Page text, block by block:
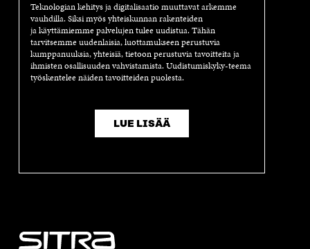
Teknologian kehitys ja digitalisaatio muuttavat arkemme
vauhdilla. Siksi myös yhteiskunnan rakenteiden
ja käyttämiemme palvelujen tulee uudistua. Tähän
tarvitsemme uudenlaisia, luottamukseen perustuvia
kumppanuuksia, yhteisiä, tietoon perustuvia tavoitteita ja
ihmisten osallisuuden vahvistamista. Uudistumiskyky-teema
työskentelee näiden tavoitteiden puolesta.
LUE LISÄÄ